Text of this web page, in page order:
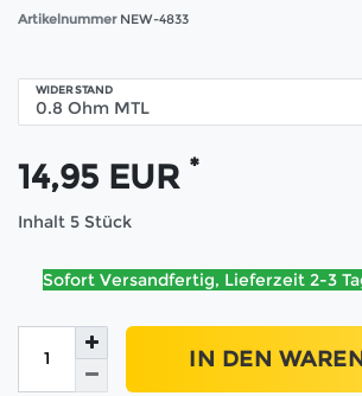
Artikelnummer NEW-4833
WIDERSTAND
14,95 EUR *
Inhalt 5 Stück
Sofort Versandfertig, Lieferzeit 2-3
IN DEN